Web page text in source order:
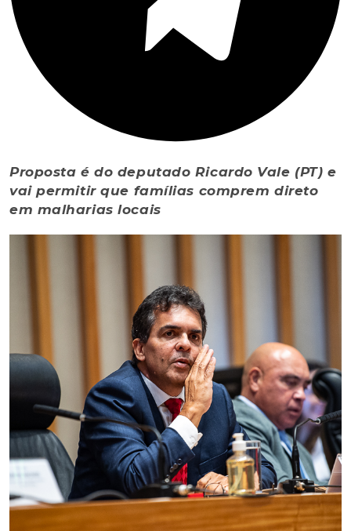
Proposta é do deputado Ricardo Vale (PT) e
vai permitir que famílias comprem direto
em malharias locais